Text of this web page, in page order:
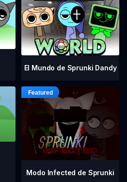
El Mundo de Sprunki Dandy
Modo Infected de Sprunki